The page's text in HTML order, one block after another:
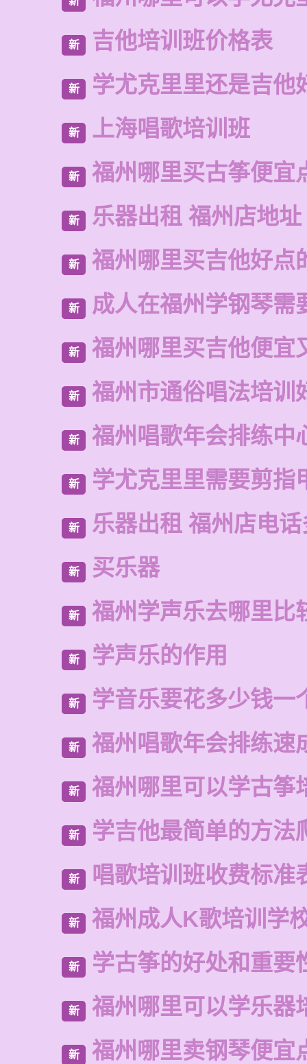
新 吉他培训班价格表
新 学尤克里里还是吉他
新 上海唱歌培训班
新 福州哪里买古筝便宜
新 乐器出租 福州店地址
新 福州哪里买吉他好点
新 成人在福州学钢琴需
新 福州哪里买吉他便宜
新 福州市通俗唱法培训
新 福州唱歌年会排练中
新 学尤克里里需要剪指
新 乐器出租 福州店电
新 买乐器
新 福州学声乐去哪里比
新 学声乐的作用
新 学音乐要花多少钱一
新 福州唱歌年会排练速
新 福州哪里可以学古筝
新 学吉他最简单的方法
新 唱歌培训班收费标准
新 福州成人K歌培训学
新 学古筝的好处和重要
新 福州哪里可以学乐器
新 福州哪里卖钢琴便宜